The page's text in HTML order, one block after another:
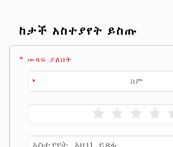
ከታች አስተያየት ይስጡ
* መጻፍ ያለበት